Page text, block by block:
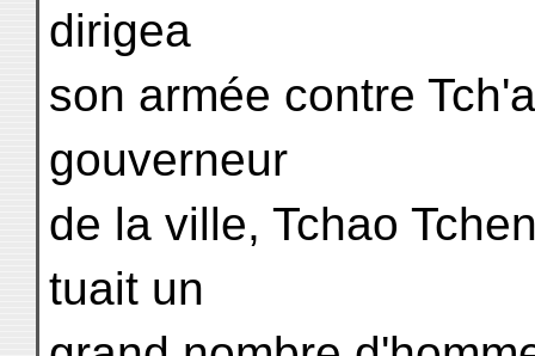
dirigea
son armée contre
gouverneur
de la ville, Tchao
tuait un